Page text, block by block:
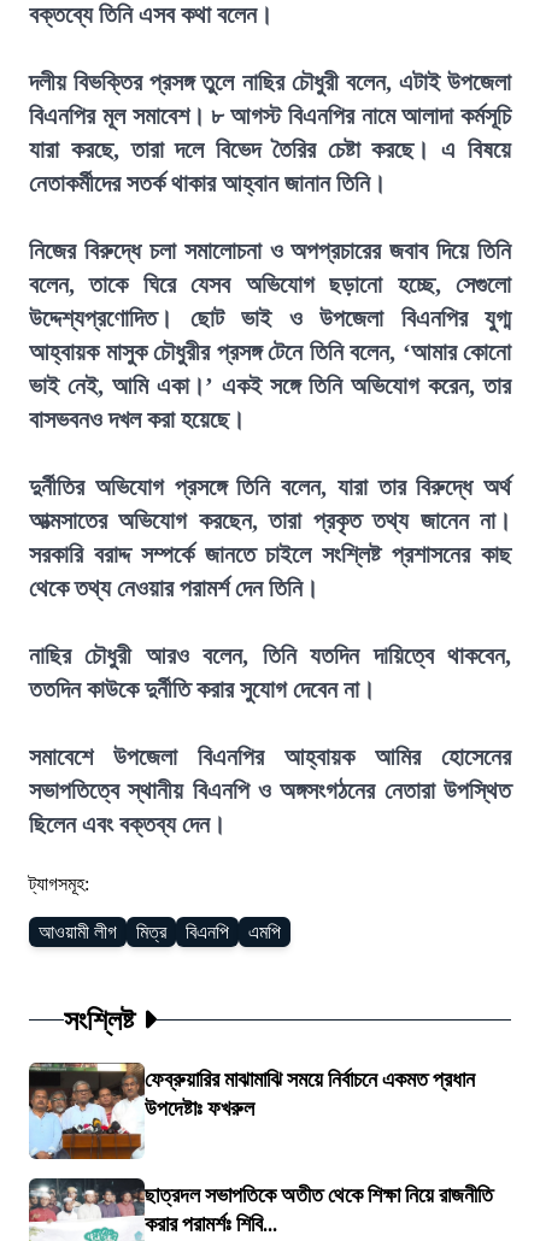
বক্তব্যে তিনি এসব কথা বলেন।
দলীয় বিভক্তির প্রসঙ্গ তুলে নাছির চৌধুরী বলেন, এটাই উপজেলা
বিএনপির মূল সমাবেশ। ৮ আগস্ট বিএনপির নামে আলাদা কর্মসূচি
যারা করছে, তারা দলে বিভেদ তৈরির চেষ্টা করছে। এ বিষয়ে
নেতাকর্মীদের সতর্ক থাকার আহ্বান জানান তিনি।
নিজের বিরুদ্ধে চলা সমালোচনা ও অপপ্রচারের জবাব দিয়ে তিনি
বলেন, তাকে ঘিরে যেসব অভিযোগ ছড়ানো হচ্ছে, সেগুলো
উদ্দেশ্যপ্রণোদিত। ছোট ভাই ও উপজেলা বিএনপির যুগ্ম
আহ্বায়ক মাসুক চৌধুরীর প্রসঙ্গ টেনে তিনি বলেন, ‘আমার কোনো
ভাই নেই, আমি একা।’ একই সঙ্গে তিনি অভিযোগ করেন, তার
বাসভবনও দখল করা হয়েছে।
দুর্নীতির অভিযোগ প্রসঙ্গে তিনি বলেন, যারা তার বিরুদ্ধে অর্থ
আত্মসাতের অভিযোগ করছেন, তারা প্রকৃত তথ্য জানেন না।
সরকারি বরাদ্দ সম্পর্কে জানতে চাইলে সংশ্লিষ্ট প্রশাসনের কাছ
থেকে তথ্য নেওয়ার পরামর্শ দেন তিনি।
নাছির চৌধুরী আরও বলেন, তিনি যতদিন দায়িত্বে থাকবেন,
ততদিন কাউকে দুর্নীতি করার সুযোগ দেবেন না।
সমাবেশে উপজেলা বিএনপির আহ্বায়ক আমির হোসেনের
সভাপতিত্বে স্থানীয় বিএনপি ও অঙ্গসংগঠনের নেতারা উপস্থিত
ছিলেন এবং বক্তব্য দেন।
ট্যাগসমূহ:
আওয়ামী লীগ মিত্র বিএনপি এমপি
সংশ্লিষ্ট
ফেব্রুয়ারির মাঝামাঝি সময়ে নির্বাচনে একমত প্রধান
উপদেষ্টাঃ ফখরুল
ছাত্রদল সভাপতিকে অতীত থেকে শিক্ষা নিয়ে রাজনীতি
করার পরামর্শঃ শিবি...